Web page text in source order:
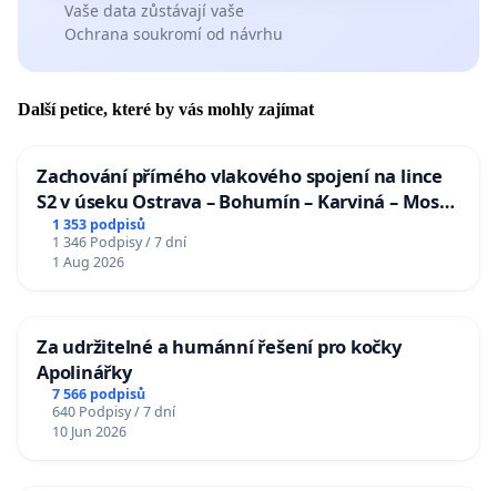
Vaše data zůstávají vaše
Ochrana soukromí od návrhu
Další petice, které by vás mohly zajímat
Zachování přímého vlakového spojení na lince
S2 v úseku Ostrava – Bohumín – Karviná – Mosty
u Jablunkova
1 353 podpisů
1 346 Podpisy / 7 dní
1 Aug 2026
Za udržitelné a humánní řešení pro kočky
Apolinářky
7 566 podpisů
640 Podpisy / 7 dní
10 Jun 2026